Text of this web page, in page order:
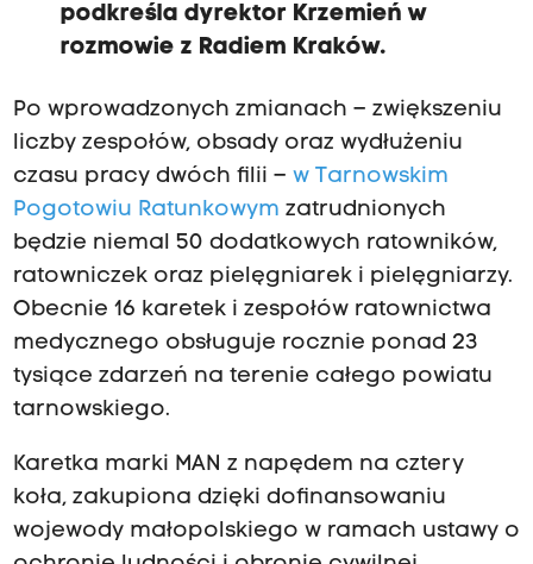
podkreśla dyrektor Krzemień w
rozmowie z Radiem Kraków.
Po wprowadzonych zmianach – zwiększeniu
liczby zespołów, obsady oraz wydłużeniu
czasu pracy dwóch filii – w Tarnowskim
Pogotowiu Ratunkowym zatrudnionych
będzie niemal 50 dodatkowych ratowników,
ratowniczek oraz pielęgniarek i pielęgniarzy.
Obecnie 16 karetek i zespołów ratownictwa
medycznego obsługuje rocznie ponad 23
tysiące zdarzeń na terenie całego powiatu
tarnowskiego.
Karetka marki MAN z napędem na cztery
koła, zakupiona dzięki dofinansowaniu
wojewody małopolskiego w ramach ustawy o